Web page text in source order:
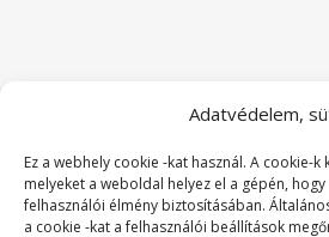
Adatvédelem,
Ez a webhely cookie -kat használ. A cookie-k
melyeket a weboldal helyez el a gépén,
felhasználói élmény biztosításában.
a cookie -kat a felhasználói beállítások